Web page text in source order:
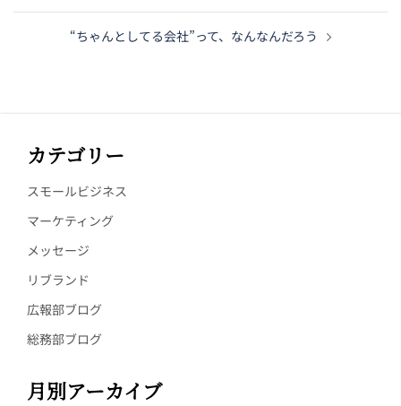
“ちゃんとしてる会社”って、なんなんだろう
カテゴリー
スモールビジネス
マーケティング
メッセージ
リブランド
広報部ブログ
総務部ブログ
月別アーカイブ